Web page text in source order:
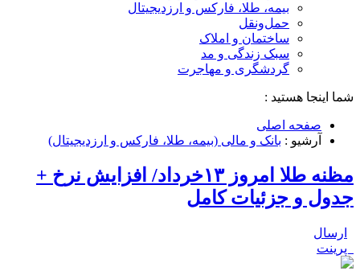
بیمه، طلا، فارکس و ارزدیجیتال
حمل‌و‌نقل
ساختمان و املاک
سبک زندگی و مد
گردشگری و مهاجرت
شما اینجا هستید :
صفحه اصلی
آرشیو : بانک و مالی (بیمه، طلا، فارکس و ارزدیجیتال)
مظنه طلا امروز ۱۳خرداد/ افزایش نرخ +
جدول و جزئیات کامل
ارسال
پرینت